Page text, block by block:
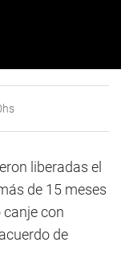
liberadas el
de 15 meses
canje con
de